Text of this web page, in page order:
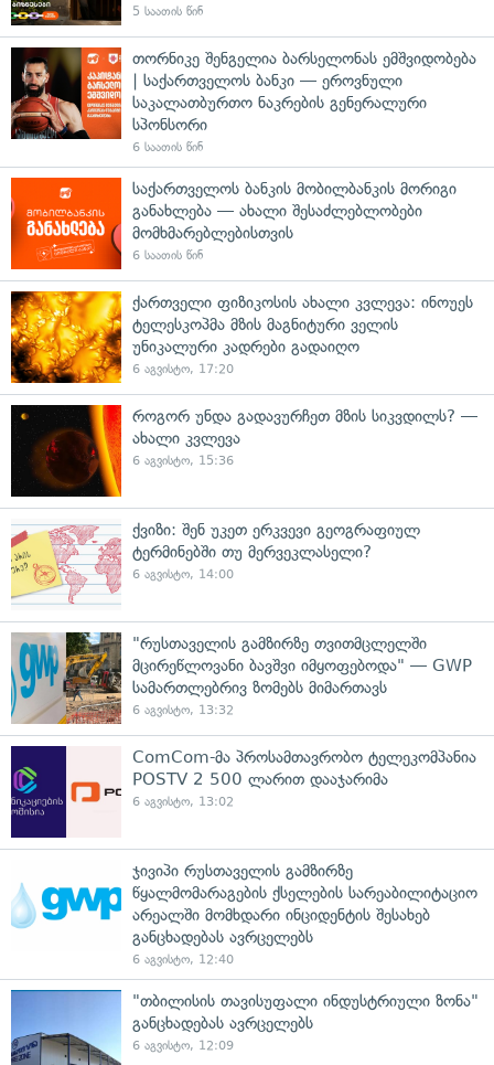
5 საათის წინ
თორნიკე შენგელია ბარსელონას ემშვიდობება
| საქართველოს ბანკი — ეროვნული
საკალათბურთო ნაკრების გენერალური
სპონსორი
6 საათის წინ
საქართველოს ბანკის მობილბანკის მორიგი
განახლება — ახალი შესაძლებლობები
მომხმარებლებისთვის
6 საათის წინ
ქართველი ფიზიკოსის ახალი კვლევა: ინოუეს
ტელესკოპმა მზის მაგნიტური ველის
უნიკალური კადრები გადაიღო
6 აგვისტო, 17:20
როგორ უნდა გადავურჩეთ მზის სიკვდილს? —
ახალი კვლევა
6 აგვისტო, 15:36
ქვიზი: შენ უკეთ ერკვევი გეოგრაფიულ
ტერმინებში თუ მერვეკლასელი?
6 აგვისტო, 14:00
"რუსთაველის გამზირზე თვითმცლელში
მცირეწლოვანი ბავშვი იმყოფებოდა" — GWP
სამართლებრივ ზომებს მიმართავს
6 აგვისტო, 13:32
ComCom-მა პროსამთავრობო ტელეკომპანია
POSTV 2 500 ლარით დააჯარიმა
6 აგვისტო, 13:02
ჯივიპი რუსთაველის გამზირზე
წყალმომარაგების ქსელების სარეაბილიტაციო
არეალში მომხდარი ინციდენტის შესახებ
განცხადებას ავრცელებს
6 აგვისტო, 12:40
"თბილისის თავისუფალი ინდუსტრიული ზონა"
განცხადებას ავრცელებს
6 აგვისტო, 12:09